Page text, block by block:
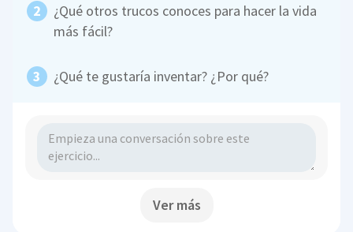
¿Qué otros trucos conoces para hacer la vida
más fácil?
¿Qué te gustaría inventar? ¿Por qué?
Ver más